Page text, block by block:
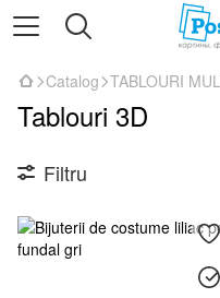
Catalog TABLOURI
Tablouri 3D
Filtru